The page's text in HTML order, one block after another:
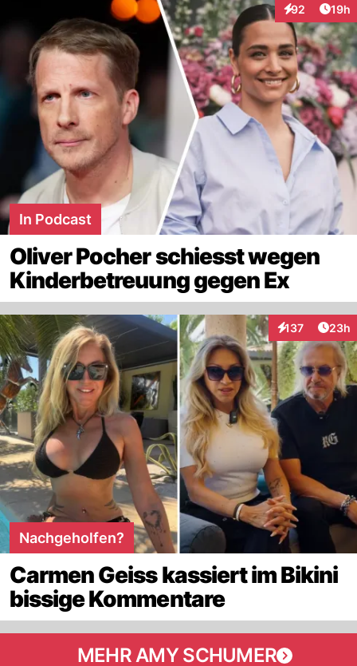
92
Interaktionen
19h
In Podcast
Oliver Pocher schiesst wegen
Kinderbetreuung gegen Ex
137
Interaktionen
23h
Nachgeholfen?
Carmen Geiss kassiert im Bikini
bissige Kommentare
MEHR AMY SCHUMER